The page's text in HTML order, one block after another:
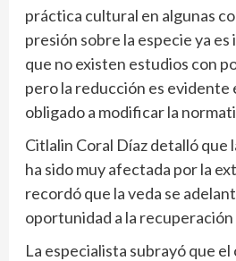
práctica cultural en algunas
presión sobre la especie ya
que no existen estudios con
pero la reducción es evidente
obligado a modificar la
Citlalin Coral Díaz detalló que
ha sido muy afectada por la
recordó que la veda se
oportunidad a la recuperación
La especialista subrayó que el